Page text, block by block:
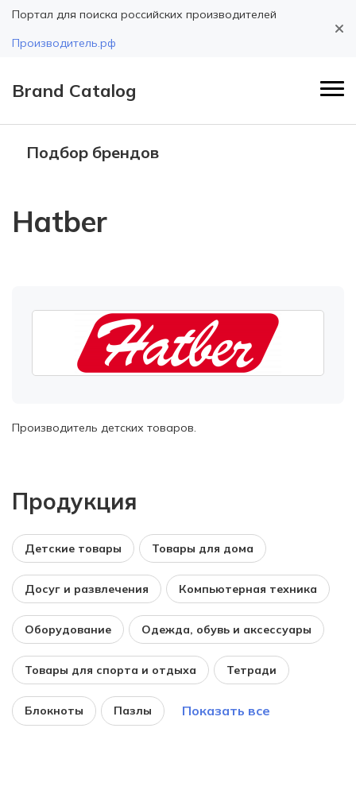
Портал для поиска российских производителей
Производитель.рф
Brand Catalog
Подбор брендов
Hatber
Производитель детских товаров.
Продукция
Детские товары Товары для дома
Досуг и развлечения Компьютерная техника
Оборудование Одежда, обувь и аксессуары
Товары для спорта и отдыха Тетради
Блокноты Пазлы Показать все